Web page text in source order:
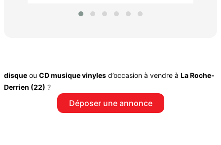
disque ou CD musique vinyles d’occasion à vendre à La Roche-
Derrien (22) ?
Déposer une annonce